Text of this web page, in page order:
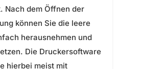
Nach dem Öffnen der
können Sie die leere
herausnehmen und
Die Druckersoftware
hierbei meist mit